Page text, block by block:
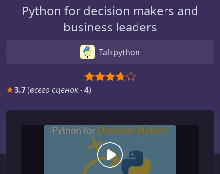
Python for decision makers and
business leaders
Talkpython
★3.7(всего оценок-4)